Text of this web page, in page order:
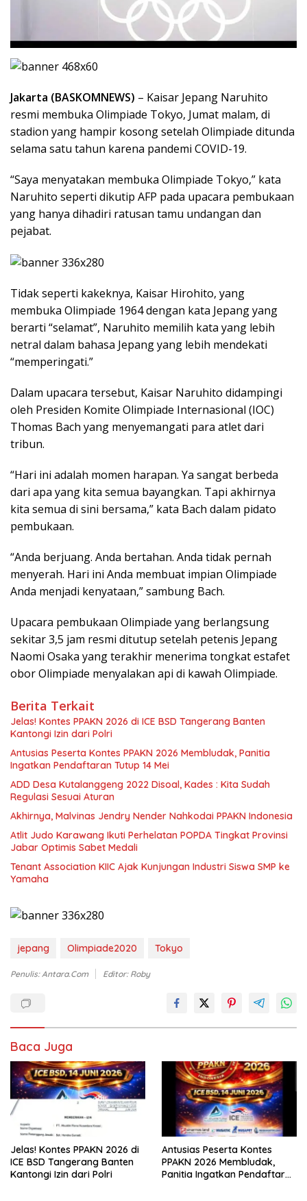
Jakarta (BASKOMNEWS) – Kaisar Jepang Naruhito
resmi membuka Olimpiade Tokyo, Jumat malam, di
stadion yang hampir kosong setelah Olimpiade ditunda
selama satu tahun karena pandemi COVID-19.
“Saya menyatakan membuka Olimpiade Tokyo,” kata
Naruhito seperti dikutip AFP pada upacara pembukaan
yang hanya dihadiri ratusan tamu undangan dan
pejabat.
Tidak seperti kakeknya, Kaisar Hirohito, yang
membuka Olimpiade 1964 dengan kata Jepang yang
berarti “selamat”, Naruhito memilih kata yang lebih
netral dalam bahasa Jepang yang lebih mendekati
“memperingati.”
Dalam upacara tersebut, Kaisar Naruhito didampingi
oleh Presiden Komite Olimpiade Internasional (IOC)
Thomas Bach yang menyemangati para atlet dari
tribun.
“Hari ini adalah momen harapan. Ya sangat berbeda
dari apa yang kita semua bayangkan. Tapi akhirnya
kita semua di sini bersama,” kata Bach dalam pidato
pembukaan.
“Anda berjuang. Anda bertahan. Anda tidak pernah
menyerah. Hari ini Anda membuat impian Olimpiade
Anda menjadi kenyataan,” sambung Bach.
Upacara pembukaan Olimpiade yang berlangsung
sekitar 3,5 jam resmi ditutup setelah petenis Jepang
Naomi Osaka yang terakhir menerima tongkat estafet
obor Olimpiade menyalakan api di kawah Olimpiade.
Berita Terkait
Jelas! Kontes PPAKN 2026 di ICE BSD Tangerang Banten
Kantongi Izin dari Polri
Antusias Peserta Kontes PPAKN 2026 Membludak, Panitia
Ingatkan Pendaftaran Tutup 14 Mei
ADD Desa Kutalanggeng 2022 Disoal, Kades : Kita Sudah
Regulasi Sesuai Aturan
Akhirnya, Malvinas Jendry Nender Nahkodai PPAKN Indonesia
Atlit Judo Karawang Ikuti Perhelatan POPDA Tingkat Provinsi
Jabar Optimis Sabet Medali
Tenant Association KIIC Ajak Kunjungan Industri Siswa SMP ke
Yamaha
jepang Olimpiade2020 Tokyo
Penulis: Antara.com Editor: Roby
Baca Juga
Jelas! Kontes PPAKN 2026 di
ICE BSD Tangerang Banten
Kantongi Izin dari Polri
Antusias Peserta Kontes
PPAKN 2026 Membludak,
Panitia Ingatkan Pendaftaran